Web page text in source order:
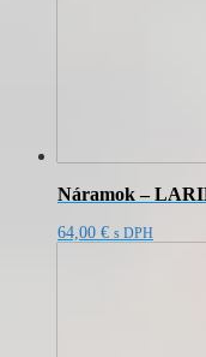
Náramok –
64,00 € s DPH